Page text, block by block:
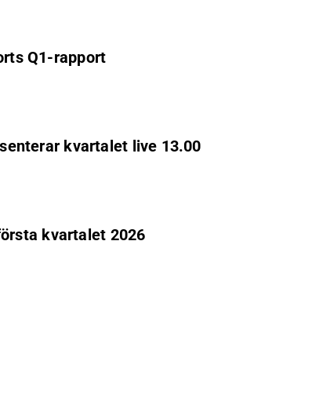
Q1-rapport
kvartalet live 13.00
kvartalet 2026